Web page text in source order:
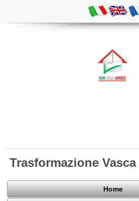
Trasformazione
Home